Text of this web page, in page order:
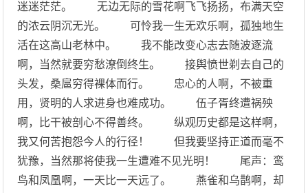
迷迷茫茫。 无边无际的雪花啊飞飞扬扬，布满天空
的浓云阴沉无光。 可怜我一生无欢乐啊，孤独地生
活在这高山老林中。 我不能改变心志去随波逐流
啊，当然就要穷愁潦倒终生。 接舆愤世剃去自己的
头发，桑扈穷得裸体而行。 忠心的人啊，不被重
用，贤明的人求进身也难成功。 伍子胥终遭祸殃
啊，比干被剖心不得善终。 纵观历史都是这样啊，
我又何苦抱怨今人的行径！ 但我要坚持正道而毫不
犹豫，当然那将使我一生遭难不见光明！ 尾声：鸾
鸟和凤凰啊，一天比一天远了。 燕雀和乌鹊啊，却